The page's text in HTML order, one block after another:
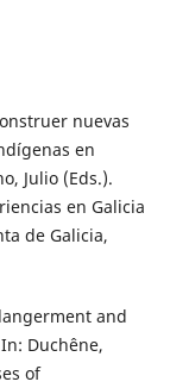
nuevas
en
Julio (Eds.).
en Galicia
de Galicia,
and
Duchêne,
of